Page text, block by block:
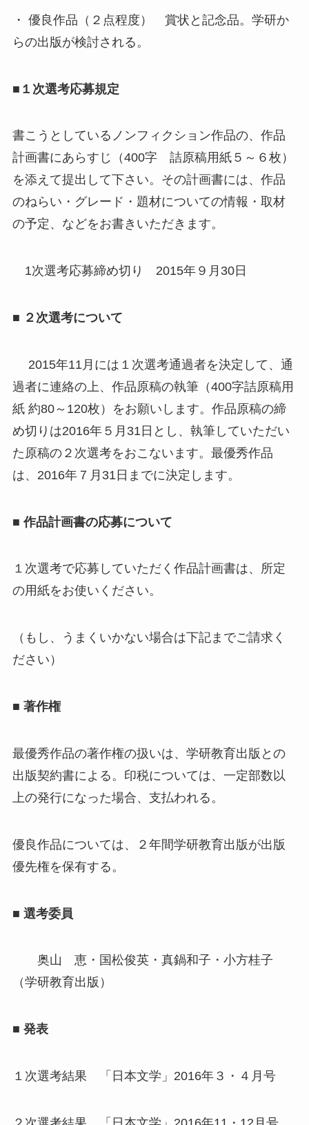
・ 優良作品（２点程度） 賞状と記念品。学研か
らの出版が検討される。
■１次選考応募規定
書こうとしているノンフィクション作品の、作品
計画書にあらすじ（400字 詰原稿用紙５～６枚）
を添えて提出して下さい。その計画書には、作品
のねらい・グレード・題材についての情報・取材
の予定、などをお書きいただきます。
1次選考応募締め切り 2015年９月30日
■ ２次選考について
2015年11月には１次選考通過者を決定して、通
過者に連絡の上、作品原稿の執筆（400字詰原稿用
紙 約80～120枚）をお願いします。作品原稿の締
め切りは2016年５月31日とし、執筆していただい
た原稿の２次選考をおこないます。最優秀作品
は、2016年７月31日までに決定します。
■ 作品計画書の応募について
１次選考で応募していただく作品計画書は、所定
の用紙をお使いください。
（もし、うまくいかない場合は下記までご請求く
ださい）
■ 著作権
最優秀作品の著作権の扱いは、学研教育出版との
出版契約書による。印税については、一定部数以
上の発行になった場合、支払われる。
優良作品については、２年間学研教育出版が出版
優先権を保有する。
■ 選考委員
奥山 恵・国松俊英・真鍋和子・小方桂子
（学研教育出版）
■ 発表
１次選考結果 「日本文学」2016年３・４月号